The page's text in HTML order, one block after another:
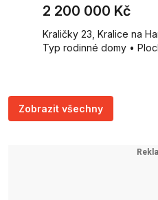
2 200 000 Kč
Kraličky 23, Kralice na
Typ rodinné domy •
Zobrazit všechny